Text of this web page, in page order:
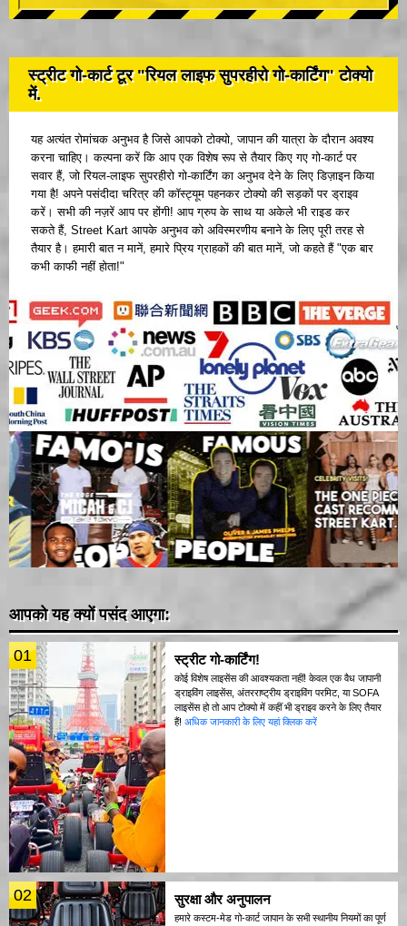
स्ट्रीट गो-कार्ट टूर "रियल लाइफ सुपरहीरो गो-कार्टिंग" टोक्यो
में.
यह अत्यंत रोमांचक अनुभव है जिसे आपको टोक्यो, जापान की यात्रा के दौरान अवश्य
करना चाहिए। कल्पना करें कि आप एक विशेष रूप से तैयार किए गए गो-कार्ट पर
सवार हैं, जो रियल-लाइफ सुपरहीरो गो-कार्टिंग का अनुभव देने के लिए डिज़ाइन किया
गया है! अपने पसंदीदा चरित्र की कॉस्ट्यूम पहनकर टोक्यो की सड़कों पर ड्राइव
करें। सभी की नज़रें आप पर होंगी! आप ग्रुप के साथ या अकेले भी राइड कर
सकते हैं, Street Kart आपके अनुभव को अविस्मरणीय बनाने के लिए पूरी तरह से
तैयार है। हमारी बात न मानें, हमारे प्रिय ग्राहकों की बात मानें, जो कहते हैं "एक बार
कभी काफी नहीं होता!"
आपको यह क्यों पसंद आएगा:
01 स्ट्रीट गो-कार्टिंग!
कोई विशेष लाइसेंस की आवश्यकता नहीं! केवल एक वैध जापानी
ड्राइविंग लाइसेंस, अंतरराष्ट्रीय ड्राइविंग परमिट, या SOFA
लाइसेंस हो तो आप टोक्यो में कहीं भी ड्राइव करने के लिए तैयार
हैं! अधिक जानकारी के लिए यहां क्लिक करें
02 सुरक्षा और अनुपालन
हमारे कस्टम-मेड गो-कार्ट जापान के सभी स्थानीय नियमों का पूर्ण